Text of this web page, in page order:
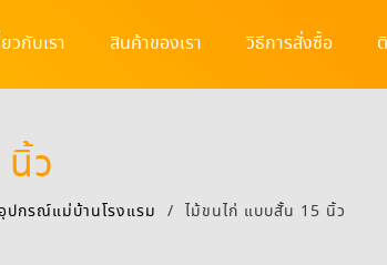
วกับเรา สินค้าของเรา วิธีการสั่งซื้อ
ว
กรณ์แม่บ้านโรงแรม / ไม้ขนไก่ แบบสั้น 15 นิ้ว